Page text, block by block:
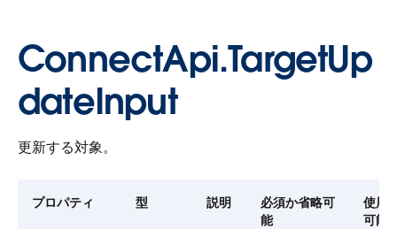
ConnectApi.TargetUp
dateInput
更新する対象。
プロパティ 型 説明
必須か省略可
能
使用
可能